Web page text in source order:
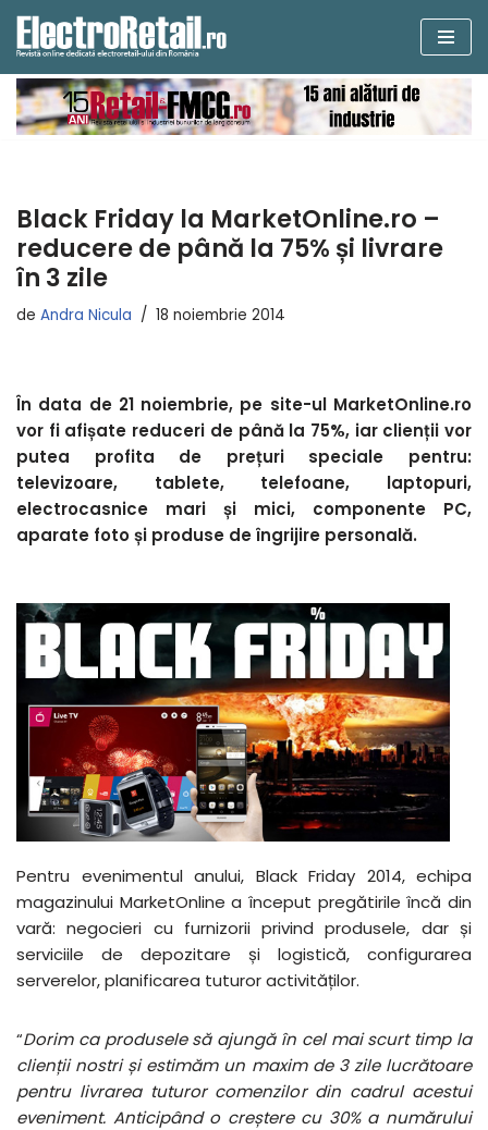
Sari
la
conținut
Black Friday la MarketOnline.ro –
reducere de până la 75% și livrare
în 3 zile
de Andra Nicula 18 noiembrie 2014
În data de 21 noiembrie, pe site-ul MarketOnline.ro
vor fi afișate reduceri de până la 75%, iar clienții vor
putea profita de prețuri speciale pentru:
televizoare, tablete, telefoane, laptopuri,
electrocasnice mari și mici, componente PC,
aparate foto și produse de îngrijire personală.
Pentru evenimentul anului, Black Friday 2014, echipa
magazinului MarketOnline a început pregătirile încă din
vară: negocieri cu furnizorii privind produsele, dar și
serviciile de depozitare și logistică, configurarea
serverelor, planificarea tuturor activităților.
“Dorim ca produsele să ajungă în cel mai scurt timp la
clienții nostri și estimăm un maxim de 3 zile lucrătoare
pentru livrarea tuturor comenzilor din cadrul acestui
eveniment. Anticipând o creștere cu 30% a numărului